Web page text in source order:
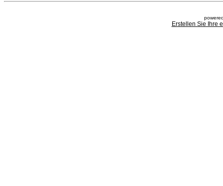
Erstellen Sie Ihre